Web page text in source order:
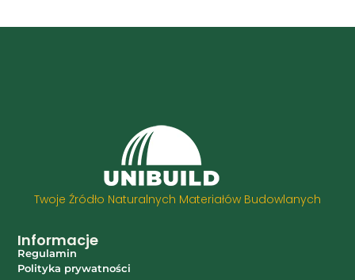
Twoje Źródło Naturalnych Materiałów Budowlanych
Informacje
Regulamin
Polityka prywatności